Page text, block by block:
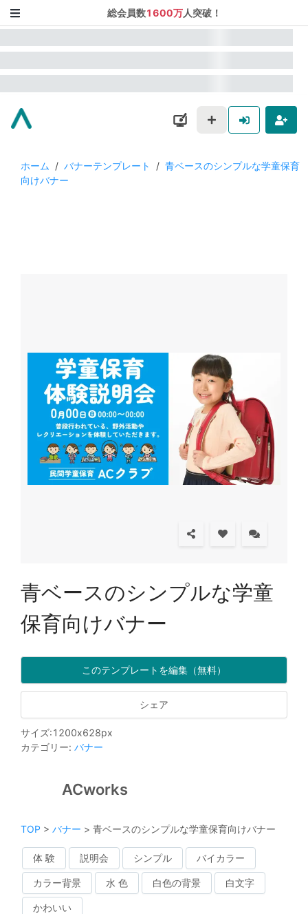
総会員数1600万人突破！
ホーム / バナーテンプレート / 青ベースのシンプルな学童保育
向けバナー
青ベースのシンプルな学童
保育向けバナー
このテンプレートを編集（無料）
シェア
サイズ:1200x628px
カテゴリー: バナー
ACworks
TOP > バナー > 青ベースのシンプルな学童保育向けバナー
体 験 説明会 シンプル バイカラー
カラー背景 水 色 白色の背景 白文字
かわいい